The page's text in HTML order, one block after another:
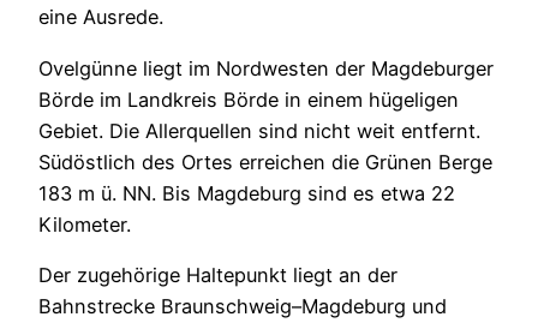
eine Ausrede.
Ovelgünne liegt im Nordwesten der Magdeburger
Börde im Landkreis Börde in einem hügeligen
Gebiet. Die Allerquellen sind nicht weit entfernt.
Südöstlich des Ortes erreichen die Grünen Berge
183 m ü. NN. Bis Magdeburg sind es etwa 22
Kilometer.
Der zugehörige Haltepunkt liegt an der
Bahnstrecke Braunschweig–Magdeburg und